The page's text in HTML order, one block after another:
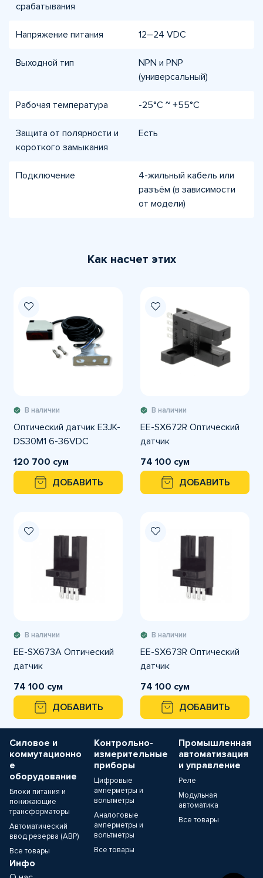
срабатывания
Напряжение питания 12–24 VDC
Выходной тип
NPN и PNP
(универсальный)
Рабочая температура -25°C ~ +55°C
Защита от полярности и
короткого замыкания
Есть
Подключение
4-жильный кабель или
разъём (в зависимости
от модели)
Как насчет этих
В наличии
Оптический датчик E3JK-
DS30M1 6-36VDC
120 700 сум
ДОБАВИТЬ
В наличии
EE-SX672R Оптический
датчик
74 100 сум
ДОБАВИТЬ
В наличии
EE-SX673A Оптический
датчик
74 100 сум
ДОБАВИТЬ
В наличии
EE-SX673R Оптический
датчик
74 100 сум
ДОБАВИТЬ
Силовое и
коммутационно
е
оборудование
Блоки питания и
понижающие
трансформаторы
Автоматический
ввод резерва (АВР)
Все товары
Контрольно-
измерительные
приборы
Цифровые
амперметры и
вольтметры
Аналоговые
амперметры и
вольтметры
Все товары
Промышленная
автоматизация
и управление
Реле
Модульная
автоматика
Все товары
Инфо